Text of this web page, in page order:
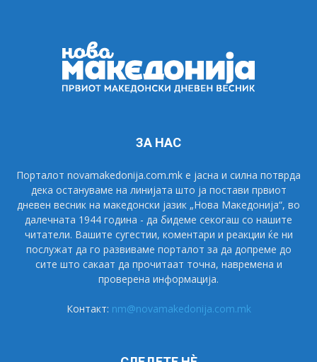
ЗА НАС
Порталот novamakedonija.com.mk е јасна и силна потврда
дека остануваме на линијата што ја постави првиот
дневен весник на македонски јазик „Нова Македонија“, во
далечната 1944 година - да бидеме секогаш со нашите
читатели. Вашите сугестии, коментари и реакции ќе ни
послужат да го развиваме порталот за да допреме до
сите што сакаат да прочитаат точна, навремена и
проверена информација.
Контакт: nm@novamakedonija.com.mk